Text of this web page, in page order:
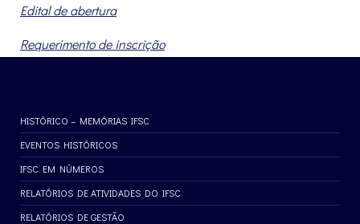
Edital de abertura
Requerimento de inscrição
HISTÓRICO – MEMÓRIAS IFSC
EVENTOS HISTÓRICOS
IFSC EM NÚMEROS
RELATÓRIOS DE ATIVIDADES DO IFSC
RELATÓRIOS DE GESTÃO